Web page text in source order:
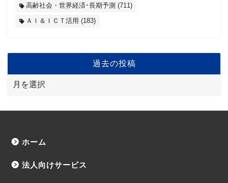
高齢社会・世界経済･長期予測 (711)
ＡＩ＆ＩＣＴ活用 (183)
過去の投稿
ホーム
法人向けサービス